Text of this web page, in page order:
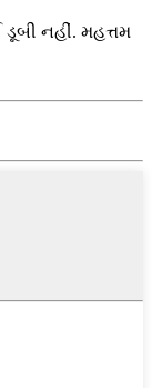
નહીં. મહત્તમ